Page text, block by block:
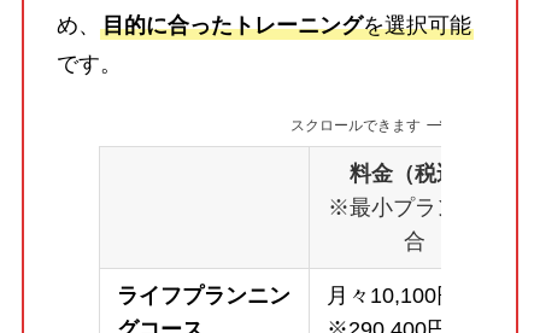
め、 目的に合ったトレーニングを選択可能
です。
スクロールできます
料金（税込）
※最小プランの場
合
ライフプランニン
月々10,100円～